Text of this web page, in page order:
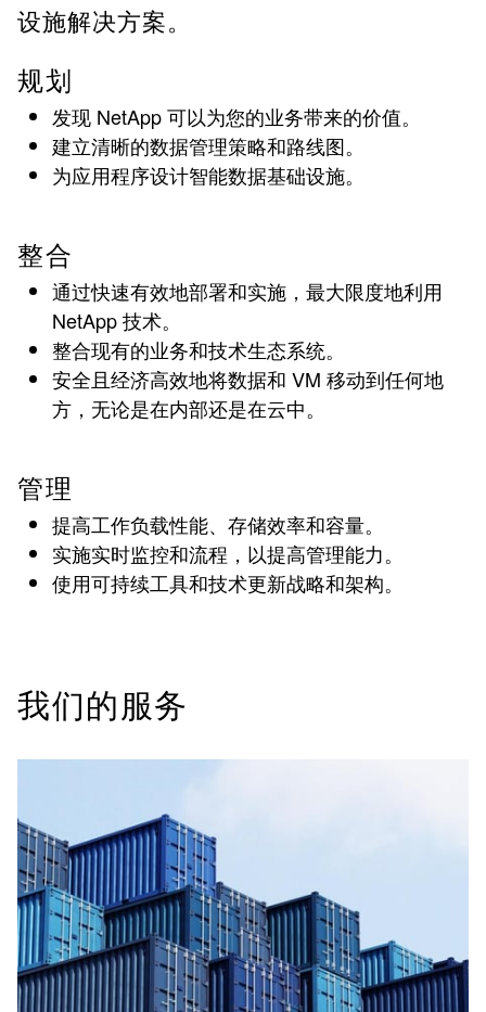
设施解决方案。
规划
发现 NetApp 可以为您的业务带来的价值。
建立清晰的数据管理策略和路线图。
为应用程序设计智能数据基础设施。
整合
通过快速有效地部署和实施，最大限度地利用
NetApp 技术。
整合现有的业务和技术生态系统。
安全且经济高效地将数据和 VM 移动到任何地
方，无论是在内部还是在云中。
管理
提高工作负载性能、存储效率和容量。
实施实时监控和流程，以提高管理能力。
使用可持续工具和技术更新战略和架构。
我们的服务